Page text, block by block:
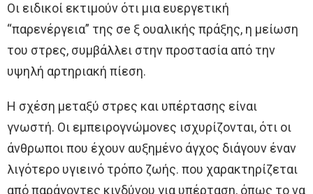
Οι ειδικοί εκτιμούν ότι μια ευεργετική
“παρενέργεια” της σe ξ ουαλικής πράξης, η μείωση
του στρες, συμβάλλει στην προστασία από την
υψηλή αρτηριακή πίεση.
Η σχέση μεταξύ στρες και υπέρτασης είναι
γνωστή. Οι εμπειρογνώμονες ισχυρίζονται, ότι οι
άνθρωποι που έχουν αυξημένο άγχος διάγουν έναν
λιγότερο υγιεινό τρόπο ζωής. που χαρακτηρίζεται
από παράγοντες κινδύνου για υπέρταση, όπως το να